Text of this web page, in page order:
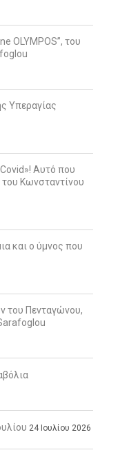
OLYMPOS”, του
Υπεραγίας
Αυτό που
του Κωνσταντίνου
και ο ύμνος που
του Πενταγώνου,
24 Ιουλίου 2026